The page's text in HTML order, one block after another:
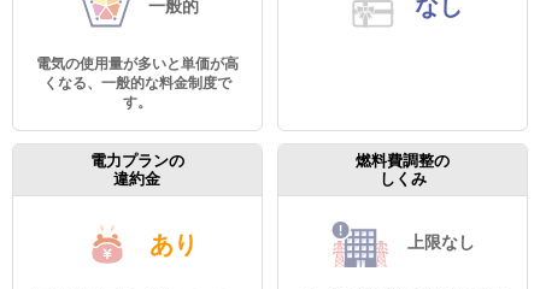
一般的
電気の使用量が多いと単価が高
くなる、一般的な料金制度で
す。
なし
電力プランの
違約金
あり
燃料費調整の
しくみ
上限なし